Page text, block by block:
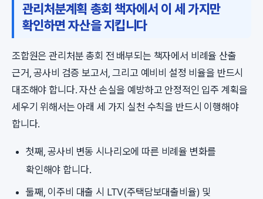
관리처분계획 총회 책자에서 이 세 가지만
확인하면 자산을 지킵니다
조합원은 관리처분 총회 전 배부되는 책자에서 비례율 산출
근거, 공사비 검증 보고서, 그리고 예비비 설정 비율을 반드시
대조해야 합니다. 자산 손실을 예방하고 안정적인 입주 계획을
세우기 위해서는 아래 세 가지 실천 수칙을 반드시 이행해야
합니다.
첫째, 공사비 변동 시나리오에 따른 비례율 변화를
확인해야 합니다.
둘째, 이주비 대출 시 LTV(주택담보대출비율) 및